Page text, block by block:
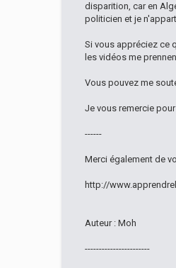
disparition, car en
politicien et je
Si vous appréciez ce
les vidéos me
Vous pouvez me
Je vous remercie
------
Merci également de
http://
Auteur : Moh
-----------------------